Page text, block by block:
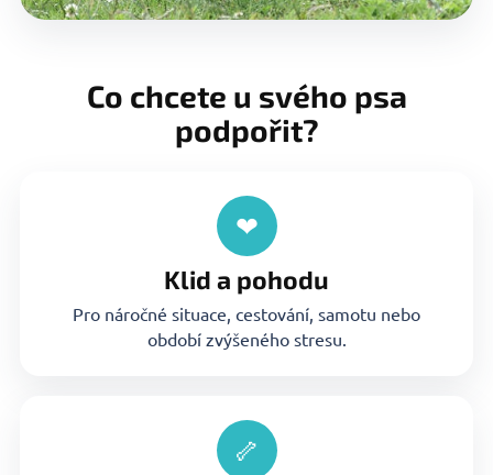
Co chcete u svého psa
podpořit?
❤
Klid a pohodu
Pro náročné situace, cestování, samotu nebo
období zvýšeného stresu.
🦴